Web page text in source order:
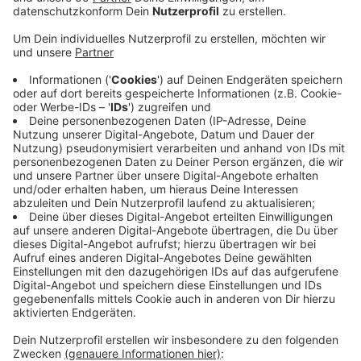
Anzeige
Zwei große Container mit Vorzelten stehen parat, An-
und Abfahrten sind markiert und die Haltezonen
ausgewiesen. Hier wird sich jeder einmal wöchentlich
kostenlos auf das Corona-Virus testen lassen können -
und das im Schnelldurchlauf. In dem Testzentrum
sollen an einem Werktag bis zu 400 Tests möglich
sein. An einem Samstag, Sonntag oder Feiertag sogar
bis zu 600, weil dann fast doppelt so viel Personal im
Einsatz ist. Die Tests werden entweder im Sitzen aus
dem Auto heraus oder als Fußgänger gemacht.
Termine können ab sofort online oder telefonisch
(unter 0151/40 034 731) bei den Maltesern gebucht